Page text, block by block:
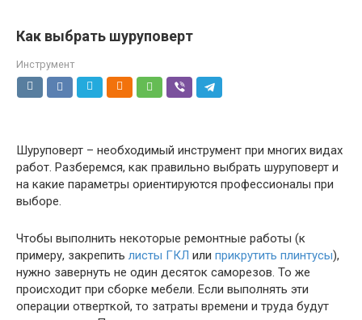
Как выбрать шуруповерт
Инструмент
Шуруповерт – необходимый инструмент при многих видах
работ. Разберемся, как правильно выбрать шуруповерт и
на какие параметры ориентируются профессионалы при
выборе.
Чтобы выполнить некоторые ремонтные работы (к
примеру, закрепить листы ГКЛ или прикрутить плинтусы),
нужно завернуть не один десяток саморезов. То же
происходит при сборке мебели. Если выполнять эти
операции отверткой, то затраты времени и труда будут